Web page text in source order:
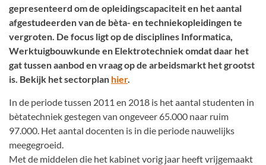
gepresenteerd om de opleidingscapaciteit en het aantal
afgestudeerden van de bèta- en techniekopleidingen te
vergroten. De focus ligt op de disciplines Informatica,
Werktuigbouwkunde en Elektrotechniek omdat daar het
gat tussen aanbod en vraag op de arbeidsmarkt het grootst
is. Bekijk het sectorplan hier.
In de periode tussen 2011 en 2018 is het aantal studenten in
bètatechniek gestegen van ongeveer 65.000 naar ruim
97.000. Het aantal docenten is in die periode nauwelijks
meegegroeid.
Met de middelen die het kabinet vorig jaar heeft vrijgemaakt